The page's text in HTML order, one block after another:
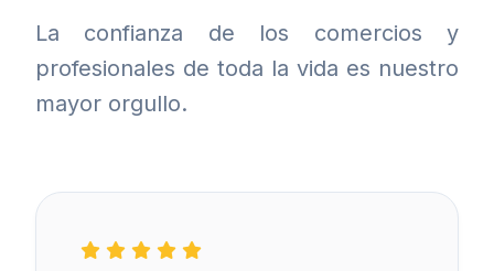
La confianza de los comercios y
profesionales de toda la vida es nuestro
mayor orgullo.